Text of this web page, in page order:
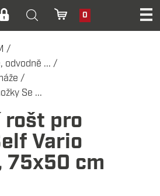
0
/
odvodně ... /
/
Se ...
rošt pro
Vario
75x50 cm